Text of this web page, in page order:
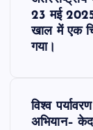
23 मई 2025
खाल में एक
गया।
विश्व
अभियान–